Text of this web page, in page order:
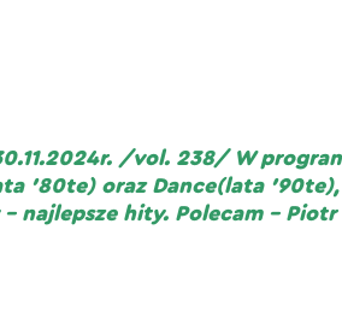
/vol. 238/ W
’80te) oraz Dance(lata
najlepsze hity. Polecam –